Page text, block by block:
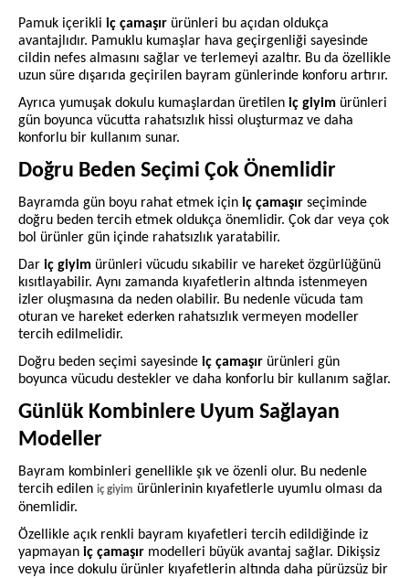
Pamuk içerikli iç çamaşır ürünleri bu açıdan oldukça
avantajlıdır. Pamuklu kumaşlar hava geçirgenliği sayesinde
cildin nefes almasını sağlar ve terlemeyi azaltır. Bu da özellikle
uzun süre dışarıda geçirilen bayram günlerinde konforu artırır.
Ayrıca yumuşak dokulu kumaşlardan üretilen iç giyim ürünleri
gün boyunca vücutta rahatsızlık hissi oluşturmaz ve daha
konforlu bir kullanım sunar.
Doğru Beden Seçimi Çok Önemlidir
Bayramda gün boyu rahat etmek için iç çamaşır seçiminde
doğru beden tercih etmek oldukça önemlidir. Çok dar veya çok
bol ürünler gün içinde rahatsızlık yaratabilir.
Dar iç giyim ürünleri vücudu sıkabilir ve hareket özgürlüğünü
kısıtlayabilir. Aynı zamanda kıyafetlerin altında istenmeyen
izler oluşmasına da neden olabilir. Bu nedenle vücuda tam
oturan ve hareket ederken rahatsızlık vermeyen modeller
tercih edilmelidir.
Doğru beden seçimi sayesinde iç çamaşır ürünleri gün
boyunca vücudu destekler ve daha konforlu bir kullanım sağlar.
Günlük Kombinlere Uyum Sağlayan
Modeller
Bayram kombinleri genellikle şık ve özenli olur. Bu nedenle
tercih edilen iç giyim ürünlerinin kıyafetlerle uyumlu olması da
önemlidir.
Özellikle açık renkli bayram kıyafetleri tercih edildiğinde iz
yapmayan iç çamaşır modelleri büyük avantaj sağlar. Dikişsiz
veya ince dokulu ürünler kıyafetlerin altında daha pürüzsüz bir